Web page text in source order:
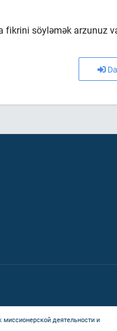
söyləmək arzunuz
деятельности и